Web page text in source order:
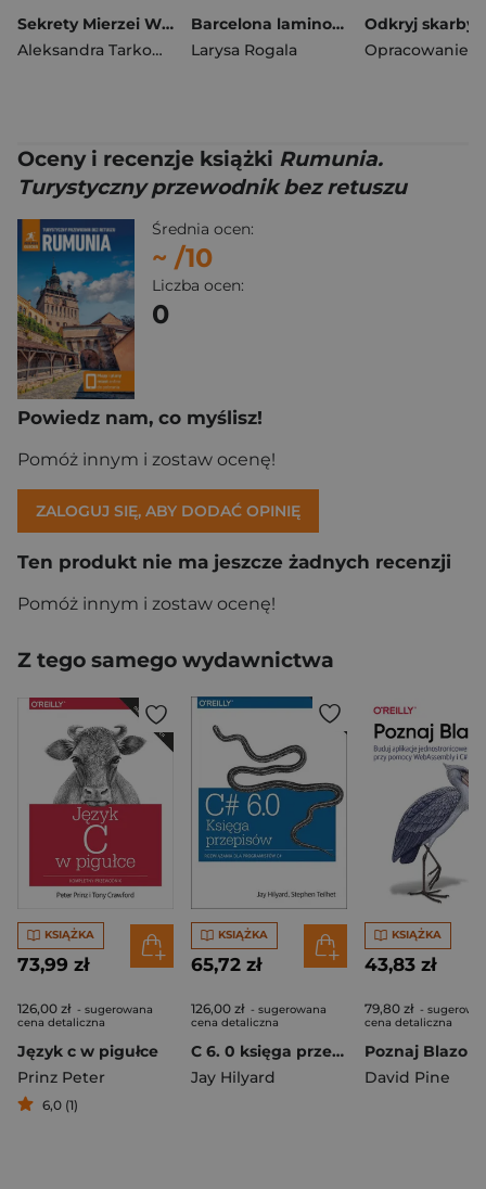
Sekrety Mierzei Wiślanej. Sekrety
Aleksandra Tarkowska
Barcelona laminowany przewodnik i mapa 2w1
Larysa Rogala
Oceny i recenzje książki Rumunia.
Turystyczny przewodnik bez retuszu
Średnia ocen:
~ /10
Liczba ocen:
0
Powiedz nam, co myślisz!
Pomóż innym i zostaw ocenę!
ZALOGUJ SIĘ, ABY DODAĆ OPINIĘ
Ten produkt nie ma jeszcze żadnych recenzji
Pomóż innym i zostaw ocenę!
Z tego samego wydawnictwa
KSIĄŻKA
73,99 zł
126,00 zł - sugerowana
cena detaliczna
Język c w pigułce
Prinz Peter
6,0 (1)
KSIĄŻKA
65,72 zł
126,00 zł - sugerowana
cena detaliczna
C 6. 0 księga przepisów rozwiązania dla programistów wyd. 4
Jay Hilyard
KSIĄŻKA
43,83 zł
79,80 zł -
cena detaliczna
David Pine